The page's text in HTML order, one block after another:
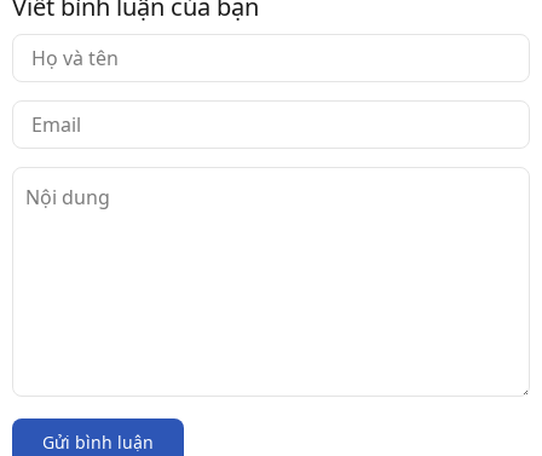
Viết bình luận của bạn
Gửi bình luận